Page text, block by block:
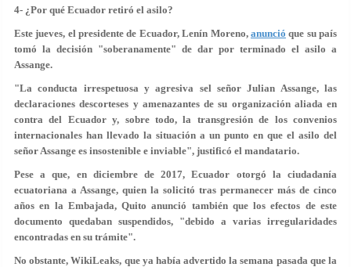
4- ¿Por qué Ecuador retiró el asilo?
Este jueves, el presidente de Ecuador, Lenín Moreno, anunció que su país
tomó la decisión "soberanamente" de dar por terminado el asilo a
Assange.
"La conducta irrespetuosa y agresiva sel señor Julian Assange, las
declaraciones descorteses y amenazantes de su organización aliada en
contra del Ecuador y, sobre todo, la transgresión de los convenios
internacionales han llevado la situación a un punto en que el asilo del
señor Assange es insostenible e inviable", justificó el mandatario.
Pese a que, en diciembre de 2017, Ecuador otorgó la ciudadanía
ecuatoriana a Assange, quien la solicitó tras permanecer más de cinco
años en la Embajada, Quito anunció también que los efectos de este
documento quedaban suspendidos, "debido a varias irregularidades
encontradas en su trámite".
No obstante, WikiLeaks, que ya había advertido la semana pasada que la